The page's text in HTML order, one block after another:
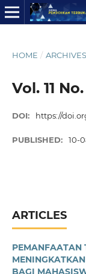
HOME / ARCHIVES
Vol. 11
DOI: https://
PUBLISHED: 10-
ARTICLES
PEMANFAATAN
BAGI